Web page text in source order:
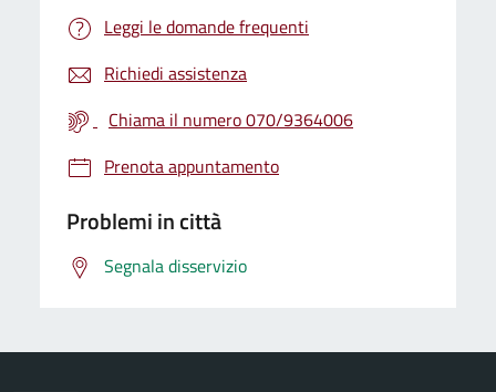
Leggi le domande frequenti
Richiedi assistenza
Chiama il numero 070/9364006
Prenota appuntamento
Problemi in città
Segnala disservizio